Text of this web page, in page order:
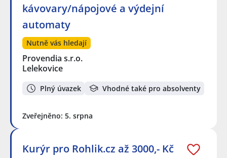
kávovary/nápojové a výdejní
automaty
Nutně vás hledají
Provendia s.r.o.
Lelekovice
Plný úvazek Vhodné také pro absolventy
Zveřejněno: 5. srpna
Kurýr pro Rohlik.cz až 3000,- Kč